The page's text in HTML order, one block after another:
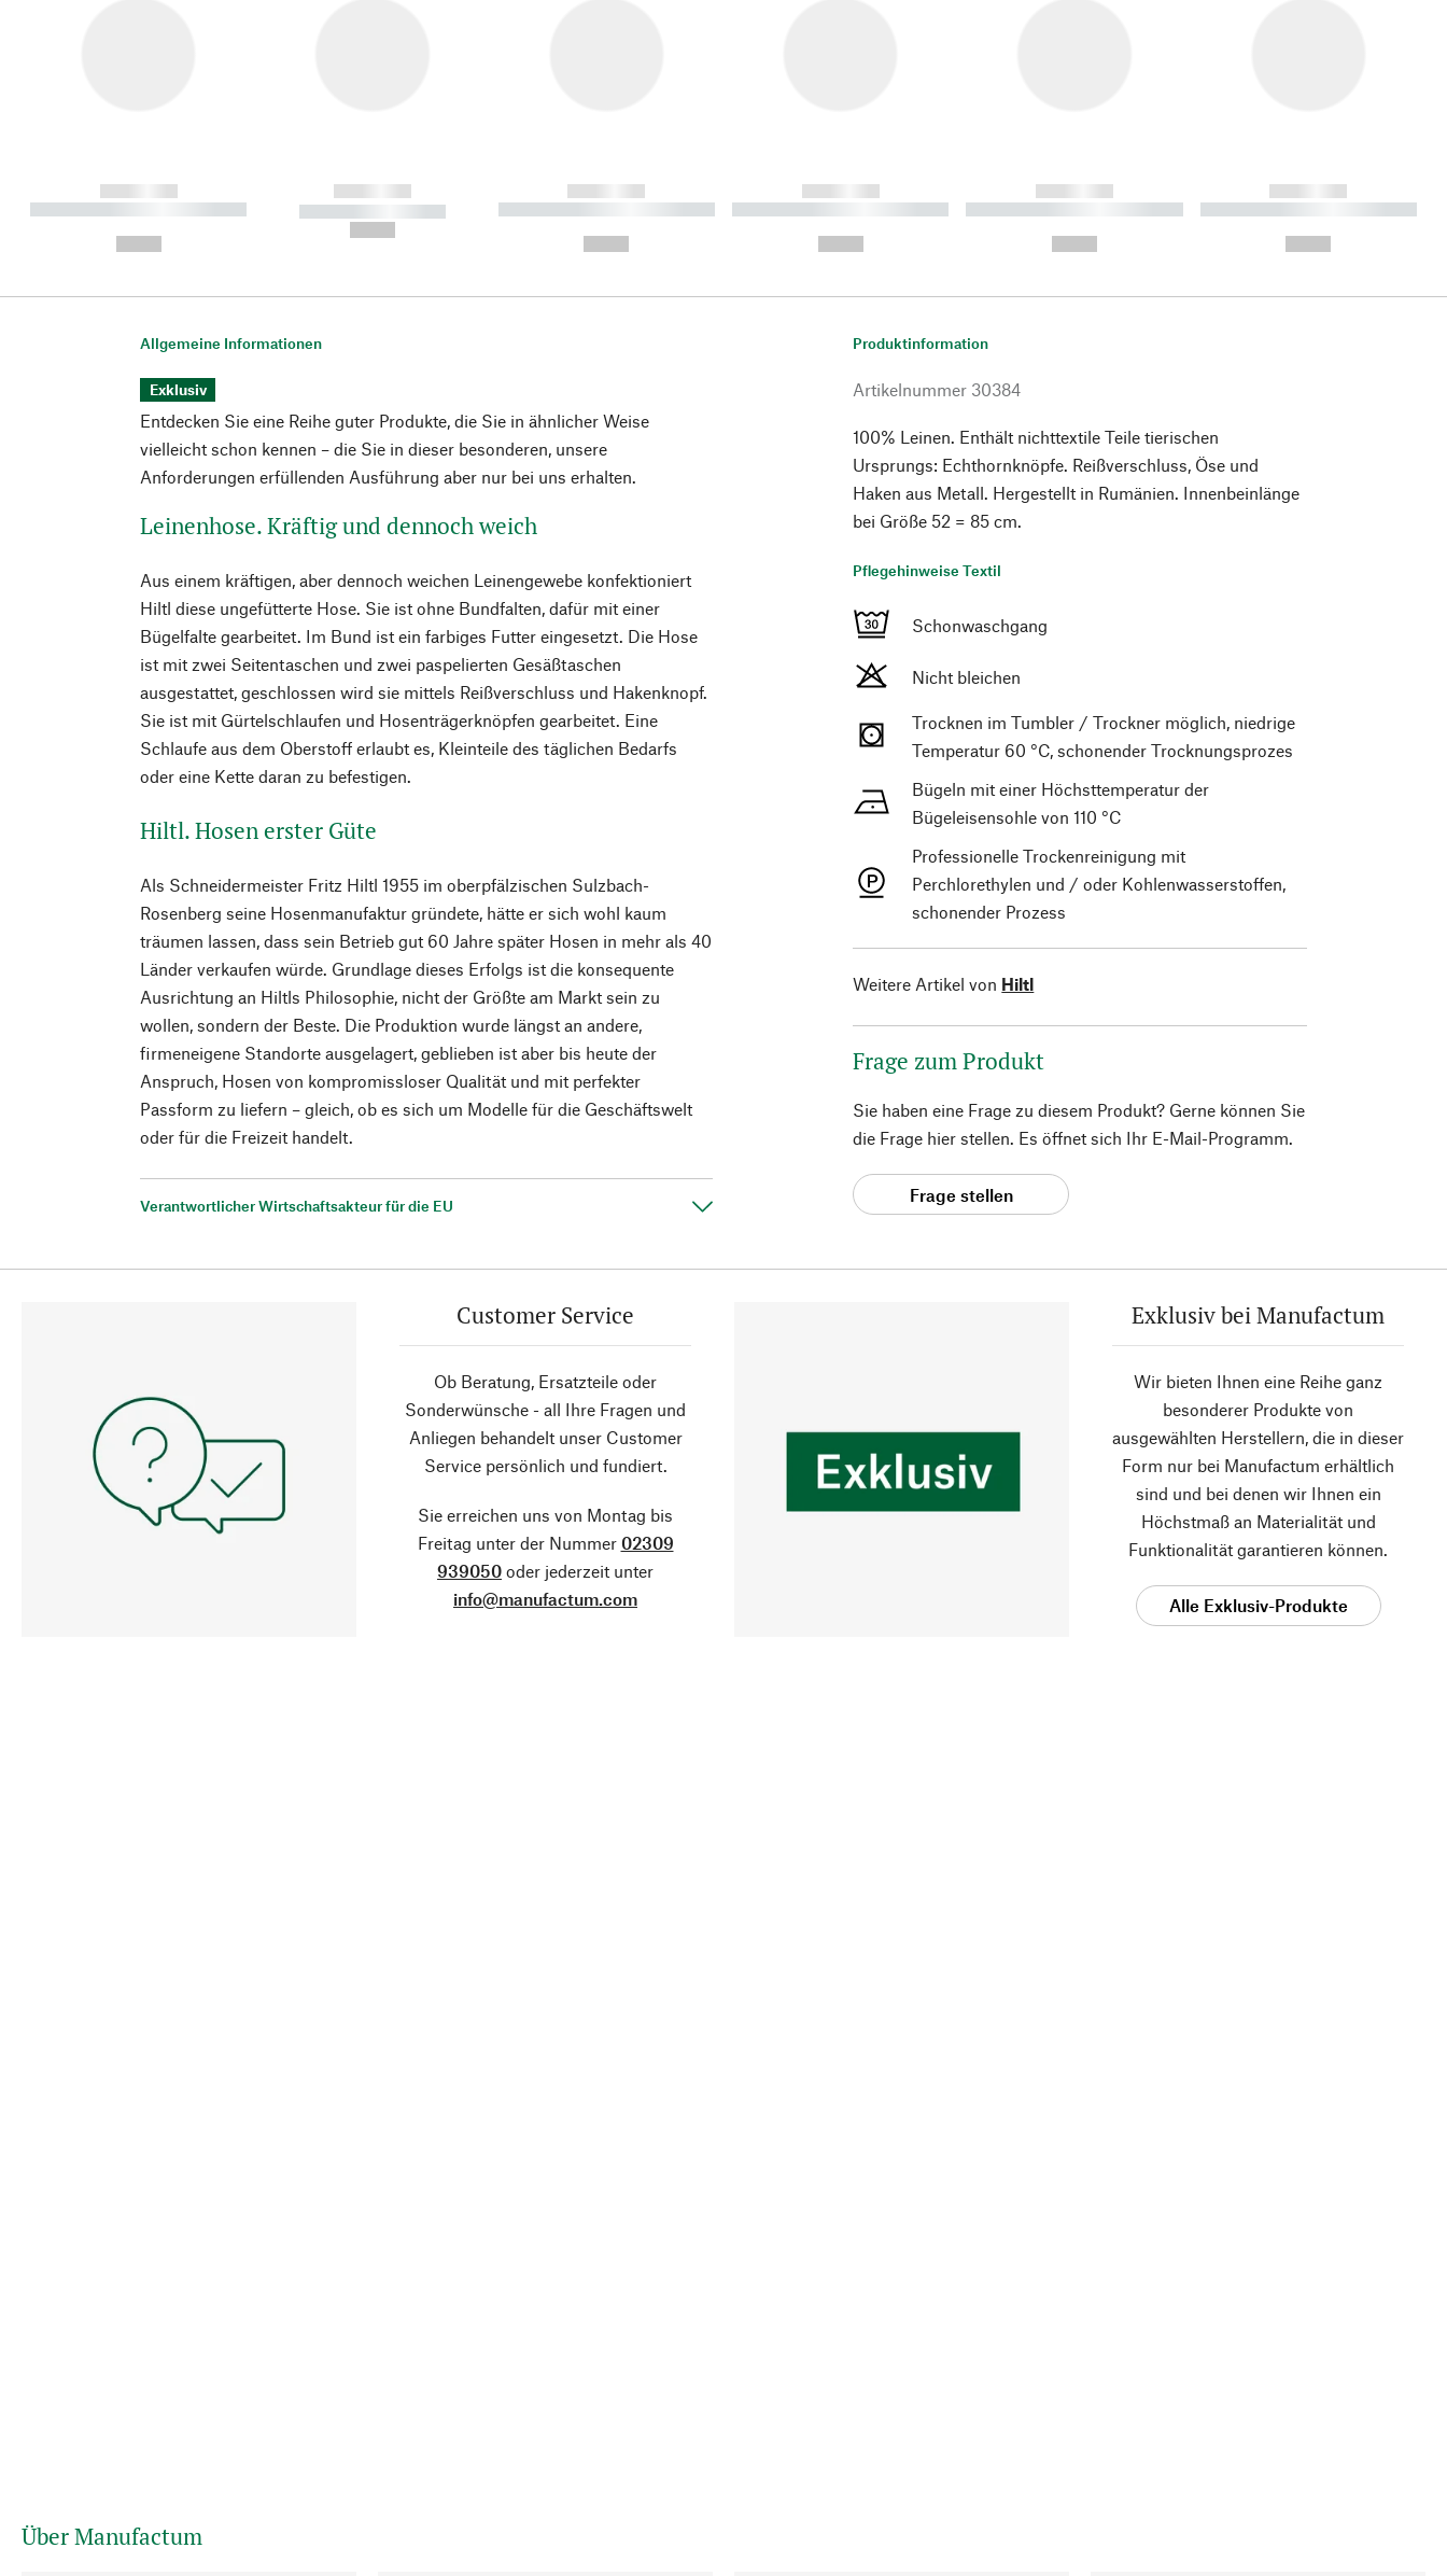
------------
----------- ----------- ----------
------------
----------- -----------
------------
----------- ----------- ----------
------------
----------- ----------- ----------
------------
----------- ----------- ----------
------------
----------- ----------- ----------
Allgemeine Informationen
Exklusiv
Entdecken Sie eine Reihe guter Produkte, die Sie in ähnlicher Weise
vielleicht schon kennen – die Sie in dieser besonderen, unsere
Anforderungen erfüllenden Ausführung aber nur bei uns erhalten.
Leinenhose. Kräftig und dennoch weich
Aus einem kräftigen, aber dennoch weichen Leinengewebe konfektioniert
Hiltl diese ungefütterte Hose. Sie ist ohne Bundfalten, dafür mit einer
Bügelfalte gearbeitet. Im Bund ist ein farbiges Futter eingesetzt. Die Hose
ist mit zwei Seitentaschen und zwei paspelierten Gesäßtaschen
ausgestattet, geschlossen wird sie mittels Reißverschluss und Hakenknopf.
Sie ist mit Gürtelschlaufen und Hosenträgerknöpfen gearbeitet. Eine
Schlaufe aus dem Oberstoff erlaubt es, Kleinteile des täglichen Bedarfs
oder eine Kette daran zu befestigen.
Hiltl. Hosen erster Güte
Als Schneidermeister Fritz Hiltl 1955 im oberpfälzischen Sulzbach-
Rosenberg seine Hosenmanufaktur gründete, hätte er sich wohl kaum
träumen lassen, dass sein Betrieb gut 60 Jahre später Hosen in mehr als 40
Länder verkaufen würde. Grundlage dieses Erfolgs ist die konsequente
Ausrichtung an Hiltls Philosophie, nicht der Größte am Markt sein zu
wollen, sondern der Beste. Die Produktion wurde längst an andere,
firmeneigene Standorte ausgelagert, geblieben ist aber bis heute der
Anspruch, Hosen von kompromissloser Qualität und mit perfekter
Passform zu liefern – gleich, ob es sich um Modelle für die Geschäftswelt
oder für die Freizeit handelt.
Verantwortlicher Wirtschaftsakteur für die EU
Produktinformation
Artikelnummer 30384
100% Leinen. Enthält nichttextile Teile tierischen
Ursprungs: Echthornknöpfe. Reißverschluss, Öse und
Haken aus Metall. Hergestellt in Rumänien. Innenbeinlänge
bei Größe 52 = 85 cm.
Pflegehinweise Textil
Schonwaschgang
Nicht bleichen
Trocknen im Tumbler / Trockner möglich, niedrige
Temperatur 60 °C, schonender Trocknungsprozes
Bügeln mit einer Höchsttemperatur der
Bügeleisensohle von 110 °C
Professionelle Trockenreinigung mit
Perchlorethylen und / oder Kohlenwasserstoffen,
schonender Prozess
Weitere Artikel von Hiltl
Frage zum Produkt
Sie haben eine Frage zu diesem Produkt? Gerne können Sie
die Frage hier stellen. Es öffnet sich Ihr E-Mail-Programm.
Frage stellen
Customer Service
Ob Beratung, Ersatzteile oder
Sonderwünsche - all Ihre Fragen und
Anliegen behandelt unser Customer
Service persönlich und fundiert.
Sie erreichen uns von Montag bis
Freitag unter der Nummer 02309
939050 oder jederzeit unter
info@manufactum.com
Exklusiv bei Manufactum
Wir bieten Ihnen eine Reihe ganz
besonderer Produkte von
ausgewählten Herstellern, die in dieser
Form nur bei Manufactum erhältlich
sind und bei denen wir Ihnen ein
Höchstmaß an Materialität und
Funktionalität garantieren können.
Alle Exklusiv-Produkte
Über Manufactum